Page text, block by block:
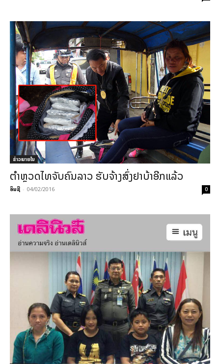
ຂ່າວພາຍ​ໃນ
ຕຳ­ຫຼວດ​ໄທ​ຈັບ​ຄົນ​ລາວ ຮັບ­ຈ້າງ​ສົ່ງ​ຢາ​ບ້າ​ອີກ​ແລ້ວ
ອິນຊີ - 04/02/2016 0